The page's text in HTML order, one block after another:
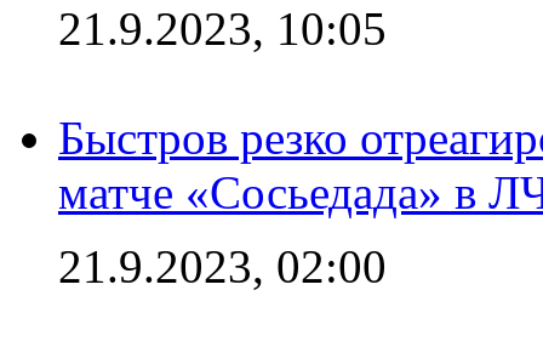
21.9.2023, 10:05
Быстров резко
матче «Сосьедада» в
21.9.2023, 02:00